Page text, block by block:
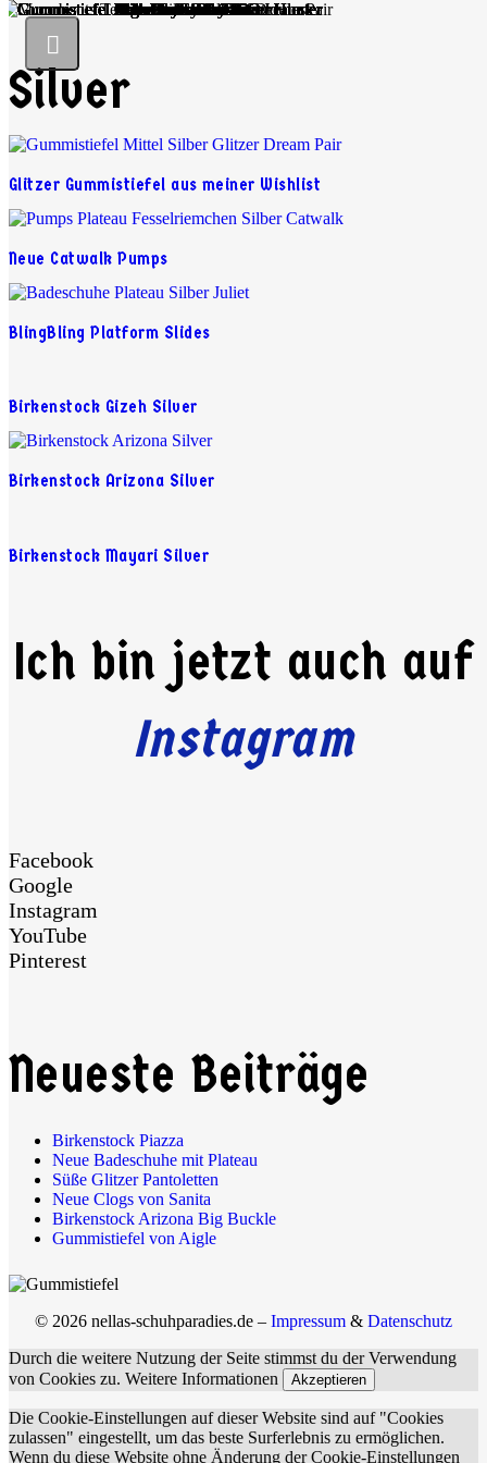
Silver
Glitzer Gummistiefel aus meiner Wishlist
Neue Catwalk Pumps
BlingBling Platform Slides
Birkenstock Gizeh Silver
Birkenstock Arizona Silver
Birkenstock Mayari Silver
Ich bin jetzt auch auf
Instagram
Facebook
Google
Instagram
YouTube
Pinterest
Neueste Beiträge
Birkenstock Piazza
Neue Badeschuhe mit Plateau
Süße Glitzer Pantoletten
Neue Clogs von Sanita
Birkenstock Arizona Big Buckle
Gummistiefel von Aigle
© 2026 nellas-schuhparadies.de – Impressum & Datenschutz
Durch die weitere Nutzung der Seite stimmst du der Verwendung
von Cookies zu. Weitere Informationen Akzeptieren
Die Cookie-Einstellungen auf dieser Website sind auf "Cookies
zulassen" eingestellt, um das beste Surferlebnis zu ermöglichen.
Wenn du diese Website ohne Änderung der Cookie-Einstellungen